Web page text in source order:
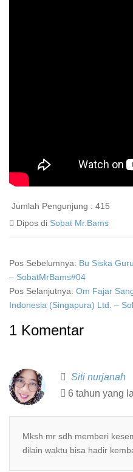
Jumlah Pengunjung : 415
Dipos di Sobat Mr.Bams
Pos Sebelumnya: Bu Siska
– SobatMrBams#04
Pos Selanjutnya: Om Fajar
Indonesia (Singapura) Ltd. –
1 Komentar
Siti nurjanah
6 tahun yang
Mksh mr sdh memberi
dilain waktu bisa hadir